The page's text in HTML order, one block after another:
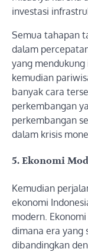
investasi
Semua tahapan
dalam
yang
kemudian
banyak cara
perkembangan
perkembangan
dalam krisis
5. Ekonomi
Kemudian
ekonomi
modern.
dimana era yang
dibandingkan